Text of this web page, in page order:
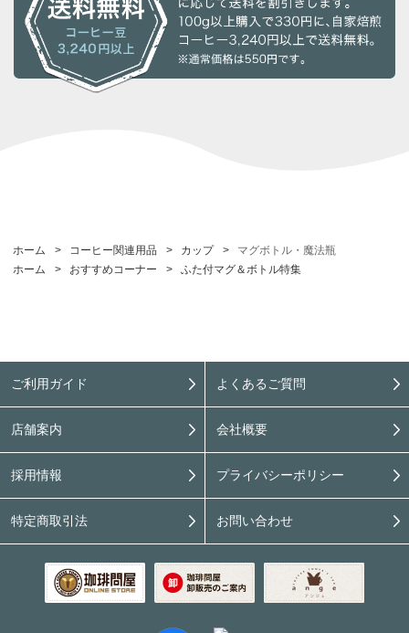
ホーム > コーヒー関連用品 > カップ >
マグボトル・魔法瓶
ホーム
> おすすめコーナー > ふた付マグ＆ボトル特集
ご利用ガイド よくあるご質問
店舗案内 会社概要
採用情報 プライバシーポリシー
特定商取引法 お問い合わせ